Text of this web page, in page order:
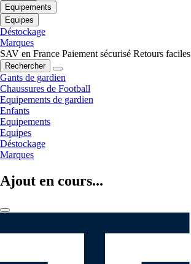
Equipements
Equipes
Déstockage
Marques
SAV en France Paiement sécurisé Retours faciles
Rechercher
Gants de gardien
Chaussures de Football
Equipements de gardien
Enfants
Equipements
Equipes
Déstockage
Marques
Ajout en cours...